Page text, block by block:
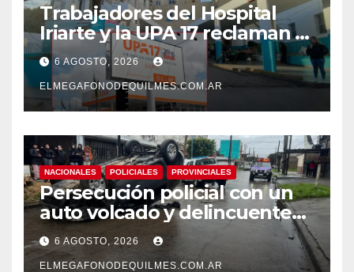
Trabajadores del Hospital
Iriarte y la UPA 17 reclaman el
pase a planta de becarios y
mejoras laborales
6 AGOSTO, 2026
ELMEGAFONODEQUILMES.COM.AR
NACIONALES POLICIALES PROVINCIALES
Persecución policial con un
auto volcado y delincuentes
detenidos en San Francisco
Solano
6 AGOSTO, 2026
ELMEGAFONODEQUILMES.COM.AR